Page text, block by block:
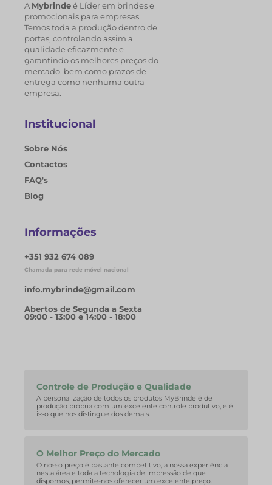
A Mybrindeé Líder em brindes e
promocionais para empresas.
Temos toda a produção dentro de
portas, controlando assim a
qualidade eficazmente e
garantindo os melhores preços do
mercado, bem como prazos de
entrega como nenhuma outra
empresa.
Institucional
Sobre Nós
Contactos
FAQ's
Blog
Informações
+351 932 674 089
Chamada para rede móvel nacional
info.mybrinde@gmail.com
Abertos de Segunda a Sexta
09:00 - 13:00 e 14:00 - 18:00
Controle de Produção e Qualidade
A personalização de todos os produtos MyBrinde é de
produção própria com um excelente controle produtivo, e é
isso que nos distingue dos demais.
O Melhor Preço do Mercado
O nosso preço é bastante competitivo, a nossa experiência
nesta área e toda a tecnologia de impressão de que
dispomos, permite-nos oferecer um excelente preço.